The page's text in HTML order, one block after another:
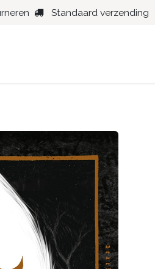
Standaard verzending